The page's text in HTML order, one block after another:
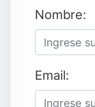
Nombre:
Email: